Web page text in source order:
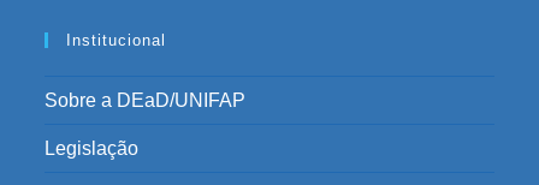
Institucional
Sobre a DEaD/UNIFAP
Legislação